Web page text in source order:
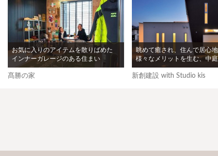
お気に入りのアイテムを散りばめた
インナーガレージのある住まい
髙勝の家
眺めて癒され、住んで居心
様々なメリットを生む、中
新創建設 with Studio kis